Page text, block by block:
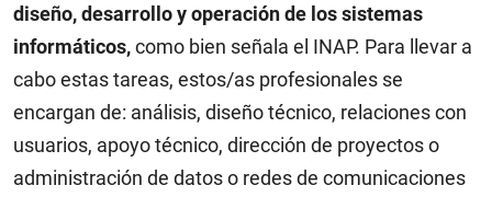
diseño, desarrollo y operación de los sistemas
informáticos,como bien señala el INAP. Para llevar a
cabo estas tareas, estos/as profesionales se
encargan de: análisis, diseño técnico, relaciones con
usuarios, apoyo técnico, dirección de proyectos o
administración de datos o redes de comunicaciones